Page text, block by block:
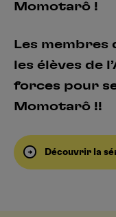
Momotarô !
Les membres
les élèves de
forces pour
Momotarô !!
Découvrir la